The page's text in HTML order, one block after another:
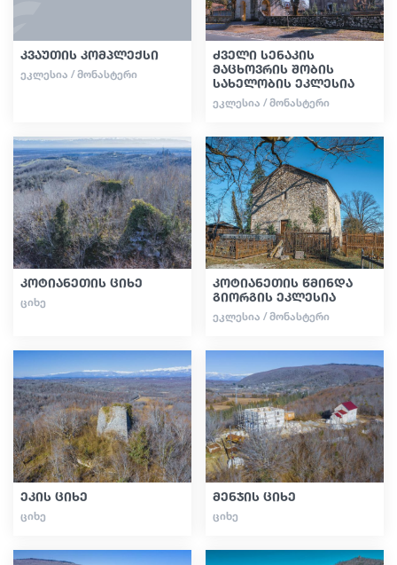
კვაუთის კომპლექსი
ᲔᲙᲚᲔᲡᲘᲐ / ᲛᲝᲜᲐᲡᲢᲔᲠᲘ
ძველი სენაკის
მაცხოვრის შობის
სახელობის ეკლესია
ᲔᲙᲚᲔᲡᲘᲐ / ᲛᲝᲜᲐᲡᲢᲔᲠᲘ
კოტიანეთის ციხე
ᲪᲘᲮᲔ
კოტიანეთის წმინდა
გიორგის ეკლესია
ᲔᲙᲚᲔᲡᲘᲐ / ᲛᲝᲜᲐᲡᲢᲔᲠᲘ
ეკის ციხე
ᲪᲘᲮᲔ
მენჯის ციხე
ᲪᲘᲮᲔ